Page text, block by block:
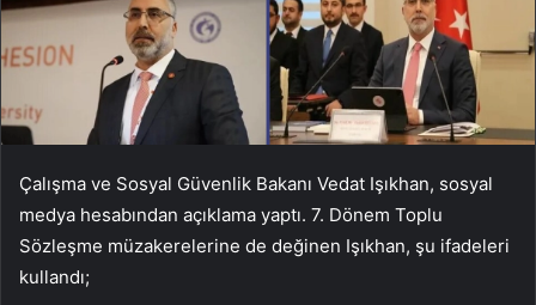
Çalışma ve Sosyal Güvenlik Bakanı Vedat Işıkhan, sosyal
medya hesabından açıklama yaptı. 7. Dönem Toplu
Sözleşme müzakerelerine de değinen Işıkhan, şu ifadeleri
kullandı;